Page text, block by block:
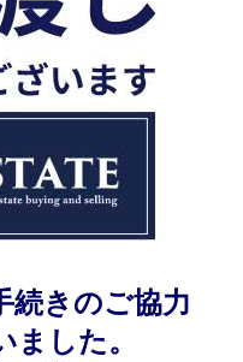
続きのご協力
した。